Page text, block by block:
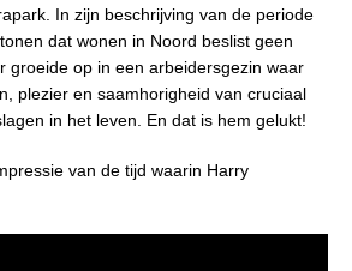
In zijn beschrijving van de periode
dat wonen in Noord beslist geen
groeide op in een arbeidersgezin waar
plezier en saamhorigheid van cruciaal
in het leven. En dat is hem gelukt!
van de tijd waarin Harry